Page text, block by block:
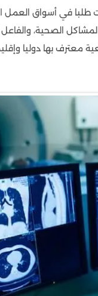
في أسواق العمل
الصحية،
معترف بها دوليا